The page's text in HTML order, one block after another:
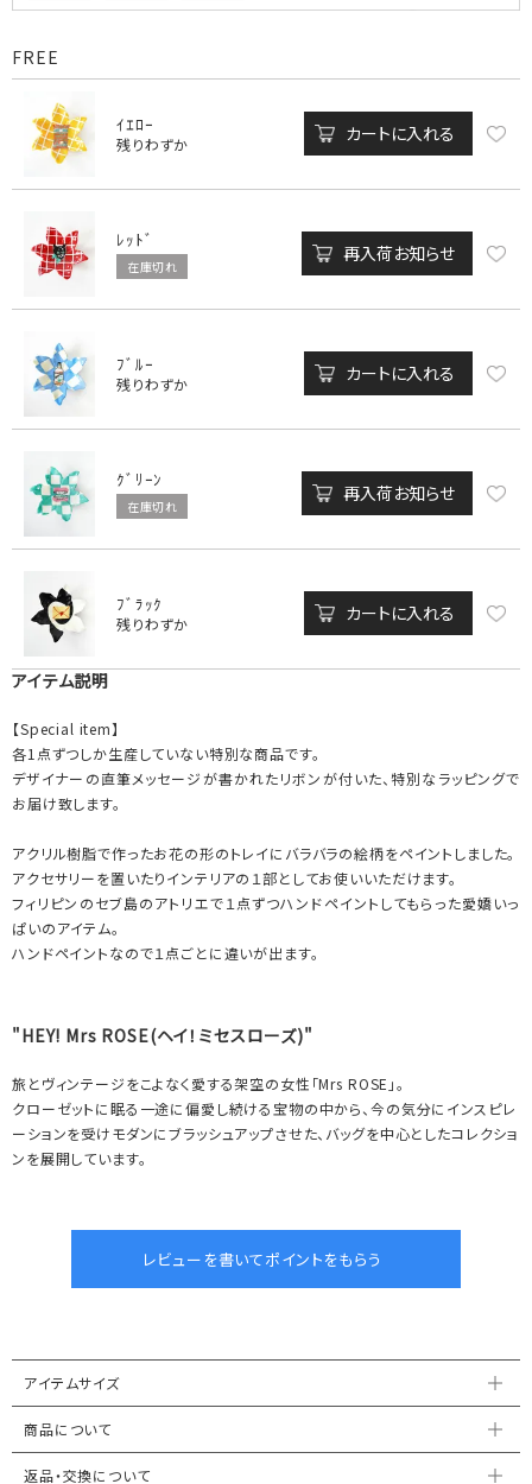
FREE
ｲｴﾛｰ
残りわずか カートに入れる
ﾚｯﾄﾞ
在庫切れ
再入荷お知らせ
ﾌﾞﾙｰ
残りわずか カートに入れる
ｸﾞﾘｰﾝ
在庫切れ
再入荷お知らせ
ﾌﾞﾗｯｸ
残りわずか カートに入れる
アイテム説明
【Special item】
各1点ずつしか生産していない特別な商品です。
デザイナーの直筆メッセージが書かれたリボンが付いた、特別なラッピングで
お届け致します。
アクリル樹脂で作ったお花の形のトレイにバラバラの絵柄をペイントしました。
アクセサリーを置いたりインテリアの１部としてお使いいただけます。
フィリピンのセブ島のアトリエで１点ずつハンドペイントしてもらった愛嬌いっ
ぱいのアイテム。
ハンドペイントなので１点ごとに違いが出ます。
"HEY! Mrs ROSE(ヘイ！ミセスローズ)"
旅とヴィンテージをこよなく愛する架空の女性「Mrs ROSE」。
クローゼットに眠る一途に偏愛し続ける宝物の中から、今の気分にインスピレ
ーションを受けモダンにブラッシュアップさせた、バッグを中心としたコレクショ
ンを展開しています。
アイテムサイズ
商品について
返品・交換について